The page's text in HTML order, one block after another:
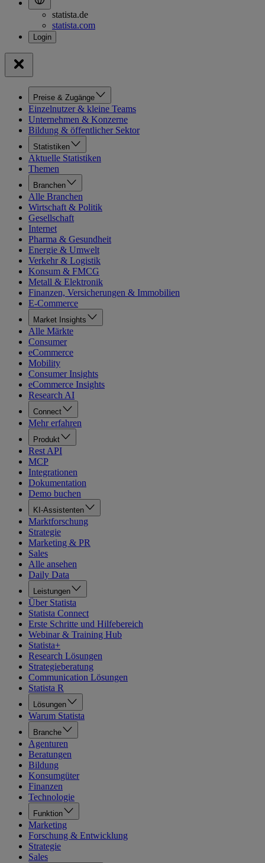
statista.de
statista.com
Preise & Zugänge
Einzelnutzer & kleine Teams
Unternehmen & Konzerne
Bildung & öffentlicher Sektor
Statistiken
Aktuelle Statistiken
Themen
Branchen
Alle Branchen
Wirtschaft & Politik
Gesellschaft
Internet
Pharma & Gesundheit
Energie & Umwelt
Verkehr & Logistik
Konsum & FMCG
Metall & Elektronik
Finanzen, Versicherungen & Immobilien
E-Commerce
Market Insights
Alle Märkte
Consumer
eCommerce
Mobility
Consumer Insights
eCommerce Insights
Research AI
Connect
Mehr erfahren
Produkt
Rest API
MCP
Integrationen
Dokumentation
Demo buchen
KI-Assistenten
Marktforschung
Strategie
Marketing & PR
Sales
Alle ansehen
Daily Data
Leistungen
Über Statista
Statista Connect
Erste Schritte und Hilfebereich
Webinar & Training Hub
Statista+
Research Lösungen
Strategieberatung
Communication Lösungen
Statista R
Lösungen
Warum Statista
Branche
Agenturen
Beratungen
Bildung
Konsumgüter
Finanzen
Technologie
Funktion
Marketing
Forschung & Entwicklung
Strategie
Sales